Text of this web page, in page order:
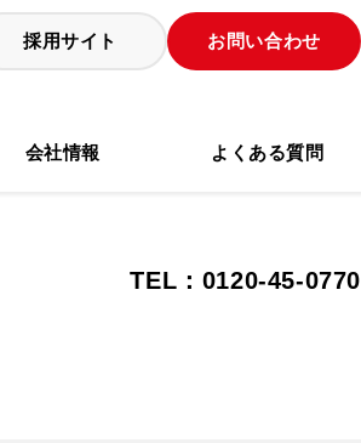
採用サイト お問い合わせ
会社情報 よくある質問
TEL：0120-45-0770